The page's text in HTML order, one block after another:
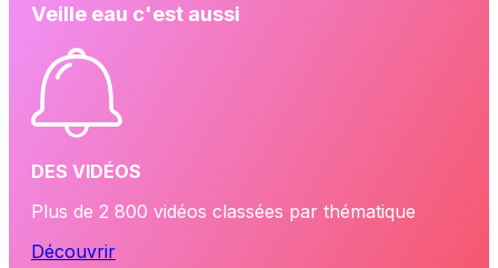
Veille eau c'est aussi
DES VIDÉOS
Plus de 2 800 vidéos classées par thématique
Découvrir